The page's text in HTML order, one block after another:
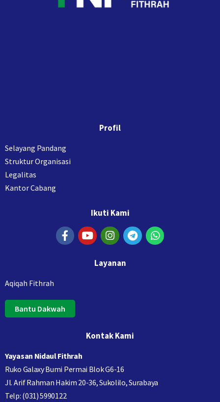
Profil
Selayang Pandang
Struktur Organisasi
Legalitas
Kantor Cabang
Ikuti Kami
Layanan
Aqiqah Fithrah
Bantu Dakwah
Kontak Kami
Yayasan Nidaul Fithrah
Ruko Galaxy Bumi Permai Blok G6-16
Jl. Arif Rahman Hakim 20-36, Sukolilo, Surabaya
Telp: (031) 5990122